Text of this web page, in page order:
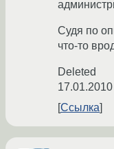
Судя по
что-то
Deleted
Ссылка